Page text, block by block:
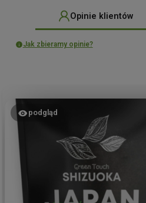
Opinie klientów
Jak zbieramy opinie?
podgląd